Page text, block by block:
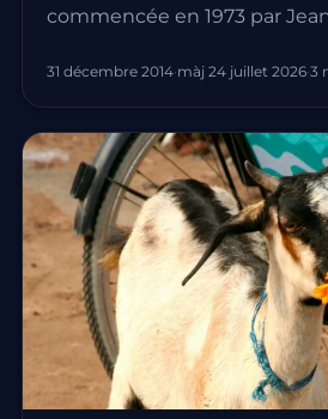
commencée en 1973 par
31 décembre 2014·màj 24 juillet 2026·3